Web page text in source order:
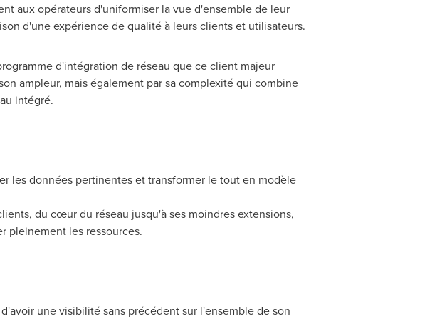
aux opérateurs d'uniformiser la vue d'ensemble de leur
d'une expérience de qualité à leurs clients et utilisateurs.
d'intégration de réseau que ce client majeur
ampleur, mais également par sa complexité qui combine
intégré.
les données pertinentes et transformer le tout en modèle
du cœur du réseau jusqu'à ses moindres extensions,
pleinement les ressources.
une visibilité sans précédent sur l'ensemble de son